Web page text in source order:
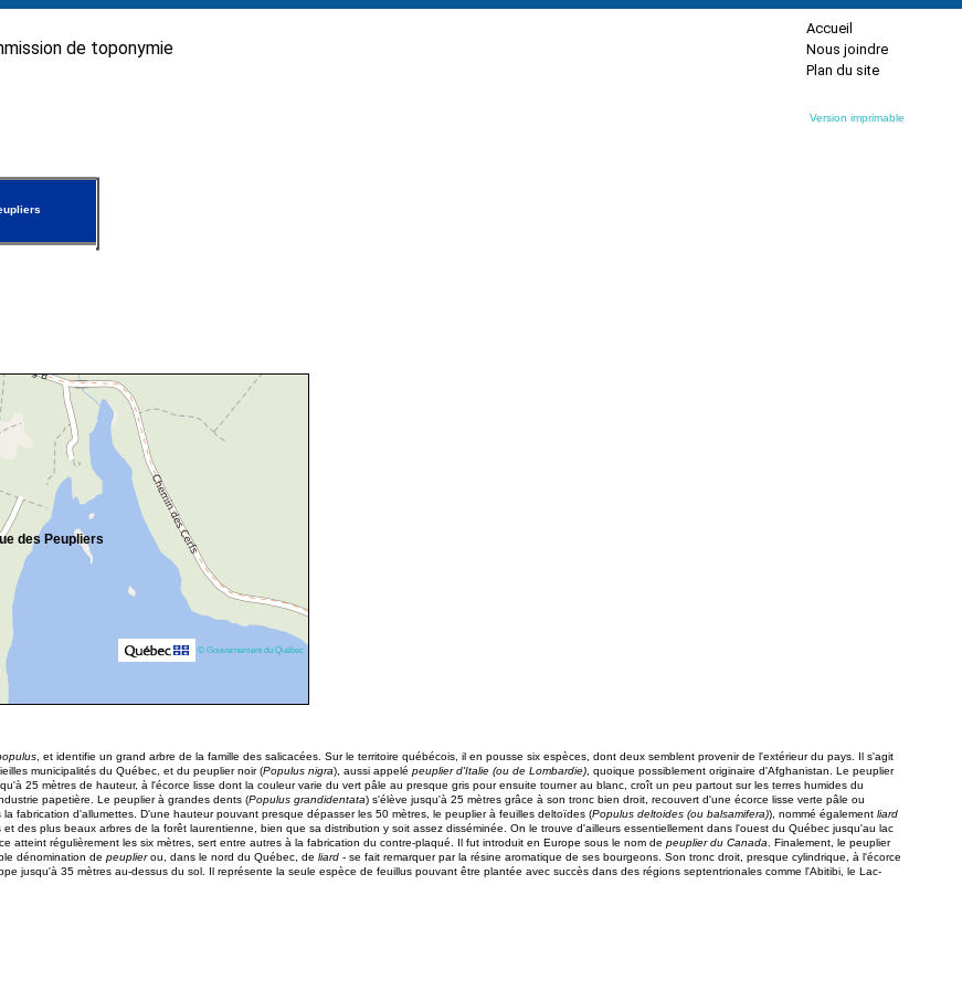
de toponymie
Accueil
Nous joindre
Plan du site
Version imprimable
des Peupliers
© Gouvernement du Québec
, et identifie un grand arbre de la famille des salicacées. Sur le territoire québécois, il en pousse six espèces, dont deux semblent provenir de l'extérieur du pays. Il s'agit
municipalités du Québec, et du peuplier noir (Populus nigra), aussi appelé peuplier d'Italie (ou de Lombardie) , quoique possiblement originaire d'Afghanistan. Le peuplier
25 mètres de hauteur, à l'écorce lisse dont la couleur varie du vert pâle au presque gris pour ensuite tourner au blanc, croît un peu partout sur les terres humides du
papetière. Le peuplier à grandes dents (Populus grandidentata) s'élève jusqu'à 25 mètres grâce à son tronc bien droit, recouvert d'une écorce lisse verte pâle ou
fabrication d'allumettes. D'une hauteur pouvant presque dépasser les 50 mètres, le peuplier à feuilles deltoïdes (Populus deltoides (ou balsamifera)), nommé également liard
des plus beaux arbres de la forêt laurentienne, bien que sa distribution y soit assez disséminée. On le trouve d'ailleurs essentiellement dans l'ouest du Québec jusqu'au lac
atteint régulièrement les six mètres, sert entre autres à la fabrication du contre-plaqué. Il fut introduit en Europe sous le nom de peuplier du Canada . Finalement, le peuplier
dénomination de peuplierou, dans le nord du Québec, de liard - se fait remarquer par la résine aromatique de ses bourgeons. Son tronc droit, presque cylindrique, à l'écorce
jusqu'à 35 mètres au-dessus du sol. Il représente la seule espèce de feuillus pouvant être plantée avec succès dans des régions septentrionales comme l'Abitibi, le Lac-